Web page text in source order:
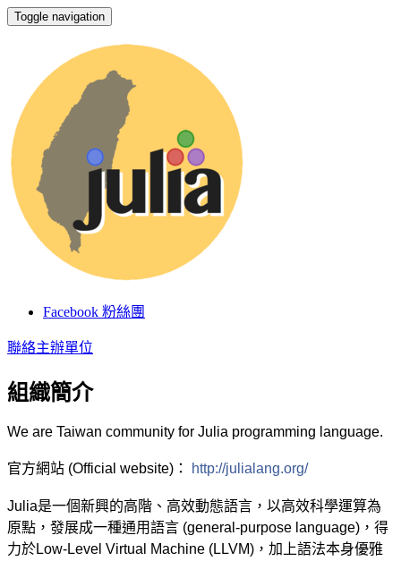
Toggle navigation
Facebook 粉絲團
聯絡主辦單位
組織簡介
We are Taiwan community for Julia programming language.
官方網站 (Official website)： http://julialang.org/
Julia是一個新興的高階、高效動態語言，以高效科學運算為
原點，發展成一種通用語言 (general-purpose language)，得
力於Low-Level Virtual Machine (LLVM)，加上語法本身優雅